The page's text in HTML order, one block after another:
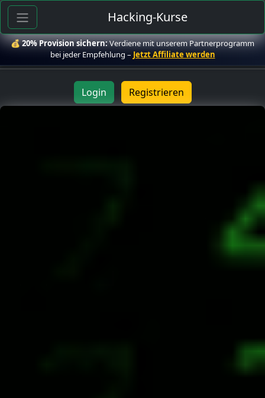
Hacking-Kurse
💰20% Provision sichern:Verdiene mit unserem Partnerprogramm
bei jeder Empfehlung – Jetzt Affiliate werden
Login Registrieren